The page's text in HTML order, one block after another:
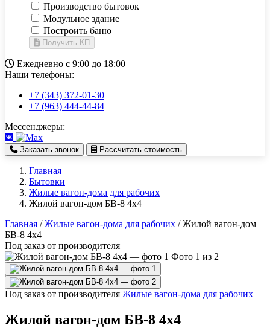
Производство бытовок
Модульное здание
Построить баню
Получить КП
Ежедневно с 9:00 до 18:00
Наши телефоны:
+7 (343) 372-01-30
+7 (963) 444-44-84
Мессенджеры:
Заказать звонок Рассчитать стоимость
Главная
Бытовки
Жилые вагон-дома для рабочих
Жилой вагон-дом БВ-8 4х4
Главная / Жилые вагон-дома для рабочих / Жилой вагон-дом
БВ-8 4х4
Под заказ от производителя
Фото 1 из 2
Под заказ от производителя Жилые вагон-дома для рабочих
Жилой вагон-дом БВ-8 4х4